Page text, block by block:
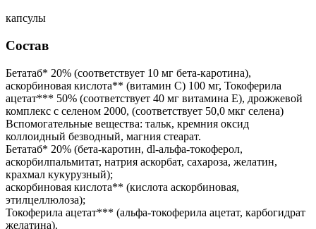
капсулы
Состав
Бетатаб* 20% (соответствует 10 мг бета-каротина),
аскорбиновая кислота** (витамин С) 100 мг, Токоферила
ацетат*** 50% (соответствует 40 мг витамина Е), дрожжевой
комплекс с селеном 2000, (соответствует 50,0 мкг селена)
Вспомогательные вещества: тальк, кремния оксид
коллоидный безводный, магния стеарат.
Бетатаб* 20% (бета-каротин, dl-альфа-токоферол,
аскорбилпальмитат, натрия аскорбат, сахароза, желатин,
крахмал кукурузный);
аскорбиновая кислота** (кислота аскорбиновая,
этилцеллюлоза);
Токоферила ацетат*** (альфа-токоферила ацетат, карбогидрат
желатина).